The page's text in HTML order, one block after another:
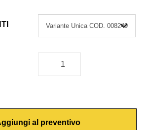
al preventivo